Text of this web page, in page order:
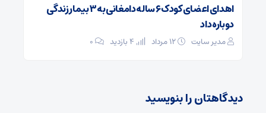
اهدای اعضای کودک ۶ ساله دامغانی به ۳ بیمار زندگی
دوباره داد
مدیر سایت ۰
دیدگاهتان را بنویسید